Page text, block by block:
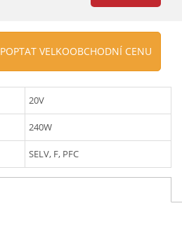
POPTAT VELKOOBCHODNÍ CENU
20V
240W
SELV, F, PFC